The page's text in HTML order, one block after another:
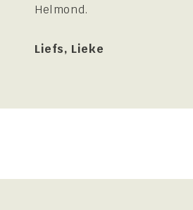
Helmond.
Liefs, Lieke